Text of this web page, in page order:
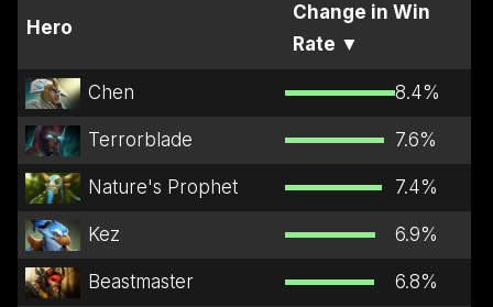
Hero
Change in Win
Rate ▼
Chen 8.4%
Terrorblade 7.6%
Nature's Prophet 7.4%
Kez 6.9%
Beastmaster 6.8%